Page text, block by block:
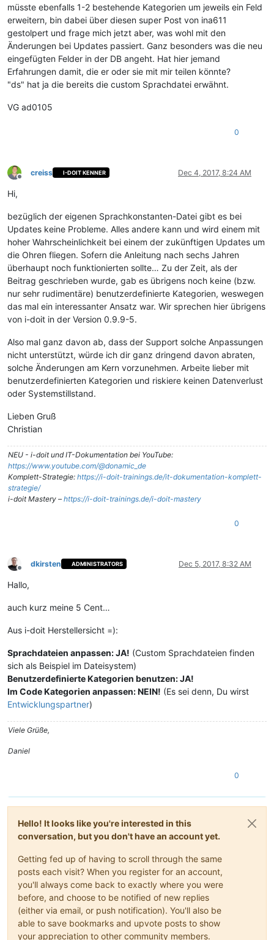
müsste ebenfalls 1-2 bestehende Kategorien um jeweils ein Feld
erweitern, bin dabei über diesen super Post von ina611
gestolpert und frage mich jetzt aber, was wohl mit den
Änderungen bei Updates passiert. Ganz besonders was die neu
eingefügten Felder in der DB angeht. Hat hier jemand
Erfahrungen damit, die er oder sie mit mir teilen könnte?
"ds" hat ja die bereits die custom Sprachdatei erwähnt.
VG ad0105
0
Offline
creiss I-DOIT KENNER Dec 4, 2017, 8:24 AM
Hi,
bezüglich der eigenen Sprachkonstanten-Datei gibt es bei
Updates keine Probleme. Alles andere kann und wird einem mit
hoher Wahrscheinlichkeit bei einem der zukünftigen Updates um
die Ohren fliegen. Sofern die Anleitung nach sechs Jahren
überhaupt noch funktionierten sollte… Zu der Zeit, als der
Beitrag geschrieben wurde, gab es übrigens noch keine (bzw.
nur sehr rudimentäre) benutzerdefinierte Kategorien, weswegen
das mal ein interessanter Ansatz war. Wir sprechen hier übrigens
von i-doit in der Version 0.9.9-5.
Also mal ganz davon ab, dass der Support solche Anpassungen
nicht unterstützt, würde ich dir ganz dringend davon abraten,
solche Änderungen am Kern vorzunehmen. Arbeite lieber mit
benutzerdefinierten Kategorien und riskiere keinen Datenverlust
oder Systemstillstand.
Lieben Gruß
Christian
NEU - i-doit und IT-Dokumentation bei YouTube:
https://www.youtube.com/@donamic_de
Komplett-Strategie: https://i-doit-trainings.de/it-dokumentation-komplett-
strategie/
i-doit Mastery – https://i-doit-trainings.de/i-doit-mastery
0
Offline
dkirsten ADMINISTRATORS Dec 5, 2017, 8:32 AM
Hallo,
auch kurz meine 5 Cent…
Aus i-doit Herstellersicht =):
Sprachdateien anpassen: JA! (Custom Sprachdateien finden
sich als Beispiel im Dateisystem)
Benutzerdefinierte Kategorien benutzen: JA!
Im Code Kategorien anpassen: NEIN! (Es sei denn, Du wirst
Entwicklungspartner)
Viele Grüße,
Daniel
0
Hello! It looks like you're interested in this
conversation, but you don't have an account yet.
Getting fed up of having to scroll through the same
posts each visit? When you register for an account,
you'll always come back to exactly where you were
before, and choose to be notified of new replies
(either via email, or push notification). You'll also be
able to save bookmarks and upvote posts to show
your appreciation to other community members.